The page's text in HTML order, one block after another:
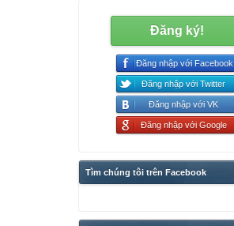
Đăng ký!
Đăng nhập với Facebook
Đăng nhập với Twitter
Đăng nhập với VK
Đăng nhập với Google
Tìm chúng tôi trên Facebook